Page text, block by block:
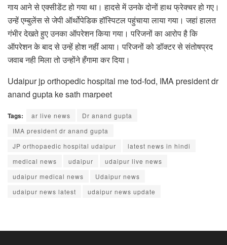
गाय आने से एक्सीडेंट हो गया था। हादसे में उनके दोनों हाथ फ्रेक्चर हो गए।
उन्हें एम्बुलेंस से जेपी ऑर्थोपेडिक हॉस्पिटल पहुंचाया लाया गया। जहां हालत
गंभीर देखते हुए उनका ऑपरेशन किया गया। परिजनों का आरोप है कि
ऑपरेशन के बाद से उन्हें होश नहीं आया। परिजनों को डॉक्टर से संतोषप्रद
जवाब नही मिला तो उन्होंने हँगामा कर दिया।
Udaipur jp orthopedic hospital me tod-fod, IMA president dr
anand gupta ke sath marpeet
Tags: ar live news
Dr anand gupta
IMA president dr anand gupta
JP orthopaedic hospital udaipur
latest news in hindi
medical news
udaipur
udaipur live news
udaipur medical news
Udaipur news
udaipur news latest
udaipur news update